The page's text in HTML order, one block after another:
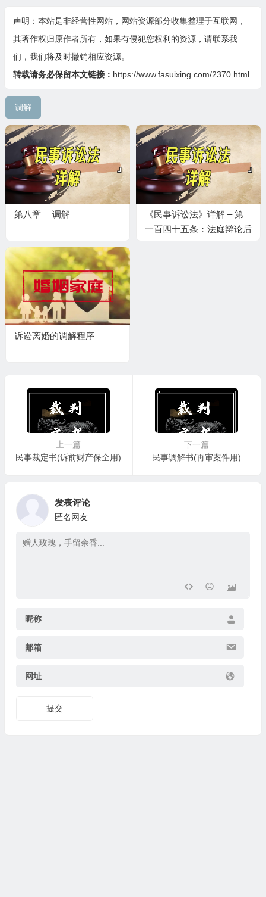
声明：本站是非经营性网站，网站资源部分收集整理于互联网，
其著作权归原作者所有，如果有侵犯您权利的资源，请联系我
们，我们将及时撤销相应资源。
转载请务必保留本文链接： https://www.fasuixing.com/2370.html
调解
第八章 调解
《民事诉讼法》详解 – 第
一百四十五条：法庭辩论后
诉讼离婚的调解程序
上一篇
民事裁定书(诉前财产保全用)
下一篇
民事调解书(再审案件用)
发表评论
匿名网友
昵称
邮箱
网址
提交